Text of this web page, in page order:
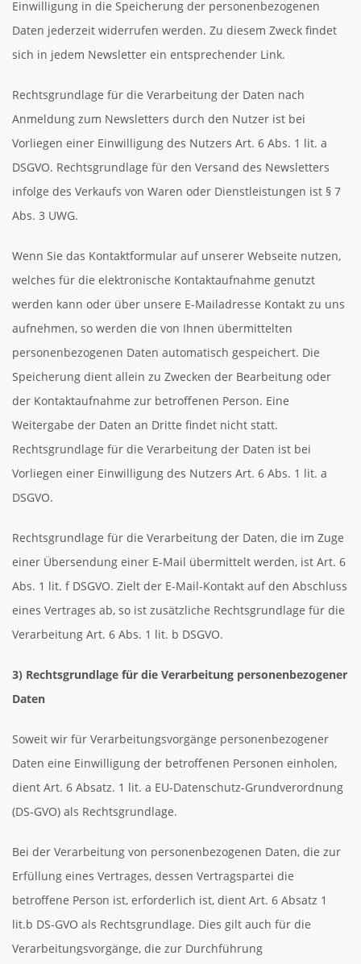
Einwilligung in die Speicherung der personenbezogenen
Daten jederzeit widerrufen werden. Zu diesem Zweck findet
sich in jedem Newsletter ein entsprechender Link.
Rechtsgrundlage für die Verarbeitung der Daten nach
Anmeldung zum Newsletters durch den Nutzer ist bei
Vorliegen einer Einwilligung des Nutzers Art. 6 Abs. 1 lit. a
DSGVO. Rechtsgrundlage für den Versand des Newsletters
infolge des Verkaufs von Waren oder Dienstleistungen ist § 7
Abs. 3 UWG.
Wenn Sie das Kontaktformular auf unserer Webseite nutzen,
welches für die elektronische Kontaktaufnahme genutzt
werden kann oder über unsere E-Mailadresse Kontakt zu uns
aufnehmen, so werden die von Ihnen übermittelten
personenbezogenen Daten automatisch gespeichert. Die
Speicherung dient allein zu Zwecken der Bearbeitung oder
der Kontaktaufnahme zur betroffenen Person. Eine
Weitergabe der Daten an Dritte findet nicht statt.
Rechtsgrundlage für die Verarbeitung der Daten ist bei
Vorliegen einer Einwilligung des Nutzers Art. 6 Abs. 1 lit. a
DSGVO.
Rechtsgrundlage für die Verarbeitung der Daten, die im Zuge
einer Übersendung einer E-Mail übermittelt werden, ist Art. 6
Abs. 1 lit. f DSGVO. Zielt der E-Mail-Kontakt auf den Abschluss
eines Vertrages ab, so ist zusätzliche Rechtsgrundlage für die
Verarbeitung Art. 6 Abs. 1 lit. b DSGVO.
3) Rechtsgrundlage für die Verarbeitung personenbezogener
Daten
Soweit wir für Verarbeitungsvorgänge personenbezogener
Daten eine Einwilligung der betroffenen Personen einholen,
dient Art. 6 Absatz. 1 lit. a EU-Datenschutz-Grundverordnung
(DS-GVO) als Rechtsgrundlage.
Bei der Verarbeitung von personenbezogenen Daten, die zur
Erfüllung eines Vertrages, dessen Vertragspartei die
betroffene Person ist, erforderlich ist, dient Art. 6 Absatz 1
lit.b DS-GVO als Rechtsgrundlage. Dies gilt auch für die
Verarbeitungsvorgänge, die zur Durchführung